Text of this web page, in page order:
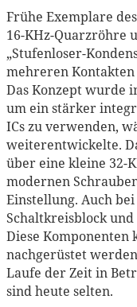
Frühe Exemplare
16-KHz-Quarzröhre
„Stufenloser-
mehreren
Das Konzept wurde
um ein stärker
ICs zu verwenden,
weiterentwickelte.
über eine kleine 32-
modernen
Einstellung. Auch
Schaltkreisblock
Diese
nachgerüstet
Laufe der Zeit in
sind heute selten.